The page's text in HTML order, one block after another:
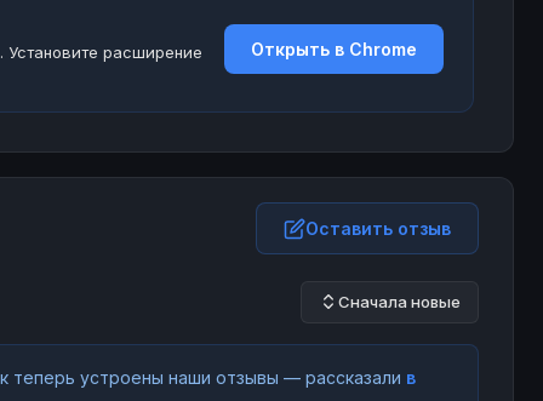
Установите расширение
Открыть в Chrome
Оставить отзыв
Сначала новые
теперь устроены наши отзывы — рассказали в